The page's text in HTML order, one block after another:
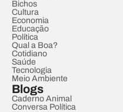
Bichos
Cultura
Economia
Educação
Política
Qual a Boa?
Cotidiano
Saúde
Tecnologia
Meio Ambiente
Blogs
Caderno Animal
Conversa Política